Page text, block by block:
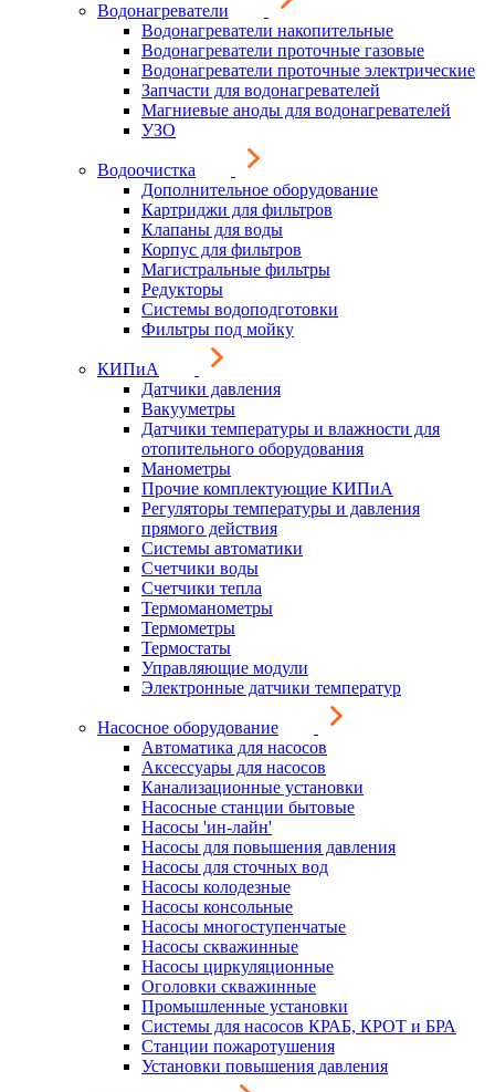
Водонагреватели
Водонагреватели накопительные
Водонагреватели проточные газовые
Водонагреватели проточные электрические
Запчасти для водонагревателей
Магниевые аноды для водонагревателей
УЗО
Водоочистка
Дополнительное оборудование
Картриджи для фильтров
Клапаны для воды
Корпус для фильтров
Магистральные фильтры
Редукторы
Системы водоподготовки
Фильтры под мойку
КИПиА
Датчики давления
Вакууметры
Датчики температуры и влажности для
отопительного оборудования
Манометры
Прочие комплектующие КИПиА
Регуляторы температуры и давления
прямого действия
Системы автоматики
Счетчики воды
Счетчики тепла
Термоманометры
Термометры
Термостаты
Управляющие модули
Электронные датчики температур
Насосное оборудование
Автоматика для насосов
Аксессуары для насосов
Канализационные установки
Насосные станции бытовые
Насосы 'ин-лайн'
Насосы для повышения давления
Насосы для сточных вод
Насосы колодезные
Насосы консольные
Насосы многоступенчатые
Насосы скважинные
Насосы циркуляционные
Оголовки скважинные
Промышленные установки
Системы для насосов КРАБ, КРОТ и БРА
Станции пожаротушения
Установки повышения давления